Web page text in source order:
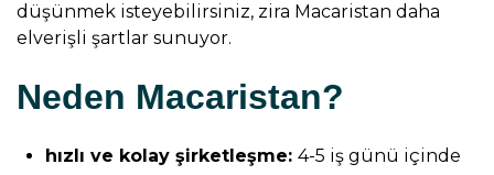
düşünmek isteyebilirsiniz, zira Macaristan daha
elverişli şartlar sunuyor.
Neden Macaristan?
hızlı ve kolay şirketleşme: 4-5 iş günü içinde